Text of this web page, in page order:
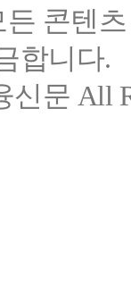
콘텐
합니다.
문 All